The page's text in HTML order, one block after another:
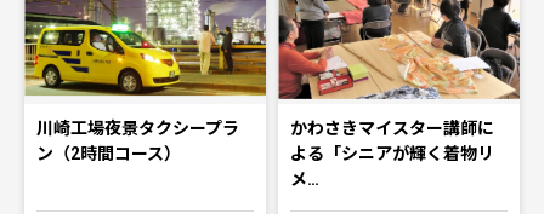
川崎工場夜景タクシープラ
ン（2時間コース）
かわさきマイスター講師に
よる「シニアが輝く着物リ
メ…